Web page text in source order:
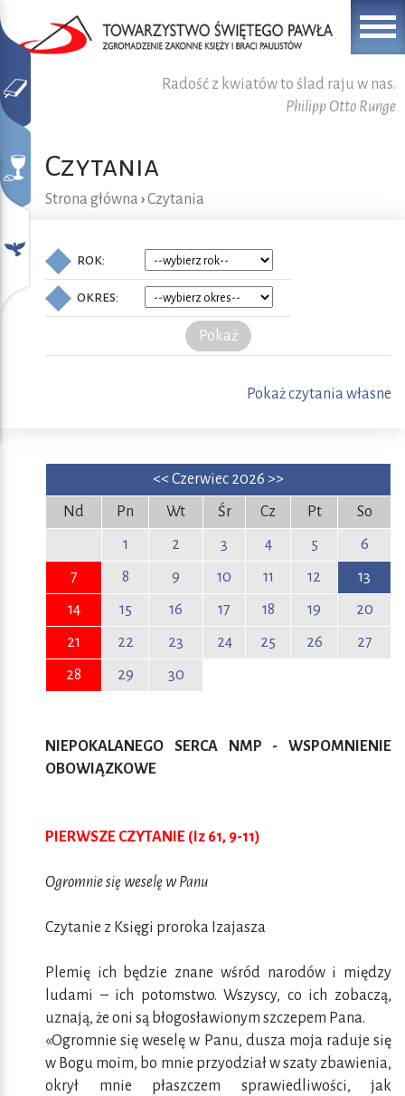
Radość z kwiatów to ślad raju w nas.
Philipp Otto Runge
Czytania
Strona główna ›Czytania
rok:
okres:
Pokaż
Pokaż czytania własne
<<Czerwiec 2026 >>
Nd
Pn Wt Śr Cz Pt
So
1
2 3 4 5
6
7
8 9 10 11 12
13
14
15 16 17 18 19
20
21
22 23 24 25 26
27
28
29 30
NIEPOKALANEGO SERCA NMP - WSPOMNIENIE
OBOWIĄZKOWE
PIERWSZE CZYTANIE (Iz 61, 9-11)
Ogromnie się weselę w Panu
Czytanie z Księgi proroka Izajasza
Plemię ich będzie znane wśród narodów i między
ludami – ich potomstwo. Wszyscy, co ich zobaczą,
uznają, że oni są błogosławionym szczepem Pana.
«Ogromnie się weselę w Panu, dusza moja raduje się
w Bogu moim, bo mnie przyodział w szaty zbawienia,
okrył mnie płaszczem sprawiedliwości, jak